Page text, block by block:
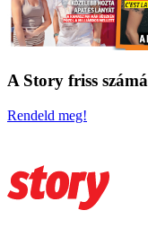
A Story friss
Rendeld meg!